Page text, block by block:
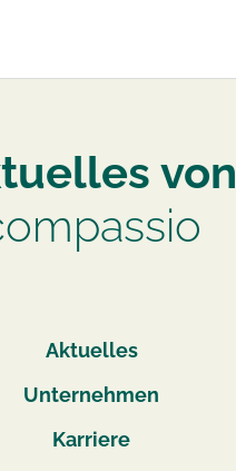
von
Aktuelles
Unternehmen
Karriere